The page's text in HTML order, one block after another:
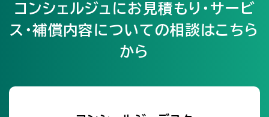
コンシェルジュにお見積もり・サービ
ス・補償内容についての相談はこちら
から